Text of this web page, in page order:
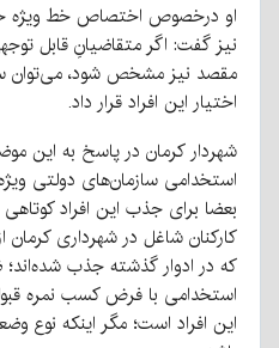
او درخصوص اختصاص خط ویژه
نیز گفت: اگر متقاضیانِ قابل
مقصد نیز مشخص شود،
اختیار این افراد قرار داد.
شهردار کرمان در پاسخ به این
استخدامی سازمان‌های دولتی
بعضا برای جذب این افراد
کارکنان شاغل در شهرداری کرمان
که در ادوار گذشته جذب
استخدامی با فرض کسب نمره
این افراد است؛ مگر اینکه نوع